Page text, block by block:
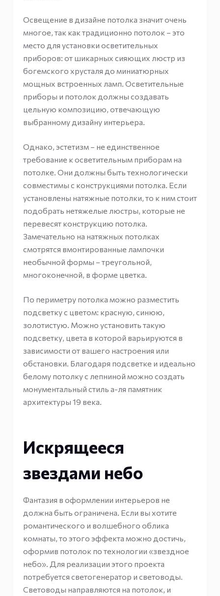
Освещение в дизайне потолка значит очень
многое, так как традиционно потолок – это
место для установки осветительных
приборов: от шикарных сияющих люстр из
богемского хрусталя до миниатюрных
мощных встроенных ламп. Осветительные
приборы и потолок должны создавать
цельную композицию, отвечающую
выбранному дизайну интерьера.
Однако, эстетизм – не единственное
требование к осветительным приборам на
потолке. Они должны быть технологически
совместимы с конструкциями потолка. Если
установлены натяжные потолки, то к ним стоит
подобрать нетяжелые люстры, которые не
перевесят конструкцию потолка.
Замечательно на натяжных потолках
смотрятся вмонтированные лампочки
необычной формы – треугольной,
многоконечной, в форме цветка.
По периметру потолка можно разместить
подсветку с цветом: красную, синюю,
золотистую. Можно установить такую
подсветку, цвета в которой варьируются в
зависимости от вашего настроения или
обстановки. Благодаря подсветке и идеально
белому потолку с лепниной можно создать
монументальный стиль а-ля памятник
архитектуры 19 века.
Искрящееся
звездами небо
Фантазия в оформлении интерьеров не
должна быть ограничена. Если вы хотите
романтического и волшебного облика
комнаты, то этого эффекта можно достичь,
оформив потолок по технологии «звездное
небо». Для реализации этого проекта
потребуется светогенератор и световоды.
Световоды направляются на потолок, и